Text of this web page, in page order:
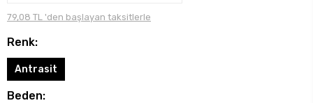
79,08 TL 'den başlayan taksitlerle
Renk:
Antrasit
Beden: